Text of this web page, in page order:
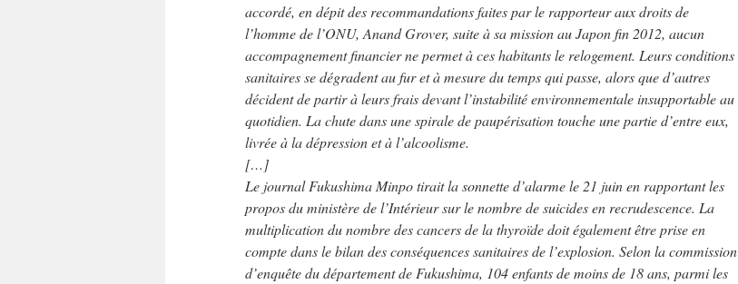
accordé, en dépit des recommandations faites par le rapporteur aux droits de
l’homme de l’ONU, Anand Grover, suite à sa mission au Japon fin 2012, aucun
accompagnement financier ne permet à ces habitants le relogement. Leurs conditions
sanitaires se dégradent au fur et à mesure du temps qui passe, alors que d’autres
décident de partir à leurs frais devant l’instabilité environnementale insupportable au
quotidien. La chute dans une spirale de paupérisation touche une partie d’entre eux,
livrée à la dépression et à l’alcoolisme.
[…]
Le journal Fukushima Minpo tirait la sonnette d’alarme le 21 juin en rapportant les
propos du ministère de l’Intérieur sur le nombre de suicides en recrudescence. La
multiplication du nombre des cancers de la thyroïde doit également être prise en
compte dans le bilan des conséquences sanitaires de l’explosion. Selon la commission
d’enquête du département de Fukushima, 104 enfants de moins de 18 ans, parmi les